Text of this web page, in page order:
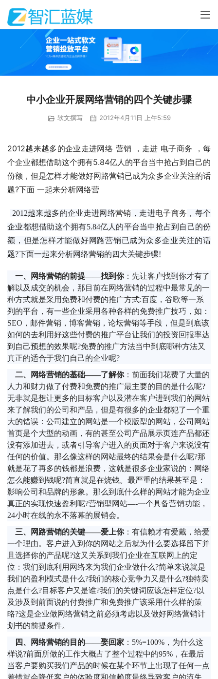
中小企业开展网络营销的四个关键步骤
软文撰写 2012年4月11日 上午5:59
2012越来越多的企业走进网络 营销 ，走进 电子商务 ，每
个企业都想借助这个拥有5.84亿人的平台当中抢占到自己的
份额，但是怎样才能做好网路营销已成为众多企业关注的话
题?下面 一起来分析网络营
2012越来越多的企业走进网络营销 ，走进电子商务 ，每个
企业都想借助这个拥有5.84亿人的平台当中抢占到自己的份
额，但是怎样才能做好网路营销已成为众多企业关注的话
题?下面一起来分析网络营销的四大关键步骤!
一、网络营销的前提——找到你：先让客户找到你才有了
解以及成交的机会，那目前在网络营销的过程中最常见的一
种方式就是采用免费和付费的推广方式:百度，谷歌等一系
列的平台，有一些企业采用各种各样的免费推广技巧，如：
SEO，邮件营销，博客营销，论坛营销等手段，但是到底该
如何的去利用好这些付费的推广平台让我们的投资回报率达
到自己预想的效果呢?免费的推广方法当中到底哪种方法又
真正的适合于我们自己的企业呢?
二、网络营销的基础——了解你：前面我们花费了大量的
人力和财力做了付费和免费的推广最主要的目的是什么呢?
无非就是想让更多的目标客户以及潜在客户进到我们的网站
来了解我们的公司和产品，但是有很多的企业都犯了一个重
大的错误：公司建立的网站是一个模版型的网站，公司网站
首页是个大型的动画，有的甚至公司产品展示页连产品都还
没有添加进去，或者引导客户进入的页面对于客户来说没有
任何的价值。那么像这样的网站最终的结果会是什么呢?那
就是花了再多的钱都是浪费，这就是很多企业家说的：网络
怎么能赚到钱呢?简直就是在烧钱。最严重的结果甚至是：
影响公司和品牌的形象。那么到底什么样的网站才能为企业
真正的实现快速盈利呢?营销型网站—-一个具备营销功能，
24小时在线的永不落幕的展销会。
三、网路营销的关键——爱上你：有信赖才有爱戴，给爱
一个理由。客户进入到你的网站之后就为什么要选择留下并
且选择你的产品呢?这又关系到我们企业在互联网上的定
位：我们到底利用网络来为我们企业做什么?简单来说就是
我们的盈利模式是什么?我们的核心竞争力又是什么?独特卖
点是什么?目标客户又是谁?我们的关键词应该怎样定位?以
及涉及到前面说的付费推广和免费推广该采用什么样的策
略?这是企业做网络营销之前必须考虑以及做好网络营销计
划书的前提条件。
四、网络营销的目的——娶回家 ：5%=100%，为什么这
样说?前面所做的工作大概占了整个过程中的95%，在最后
当客户要购买我们产品的时候在某个环节上出现了任何一点
差错就会降低客户的体验度和信赖度最终导致客户的流失，